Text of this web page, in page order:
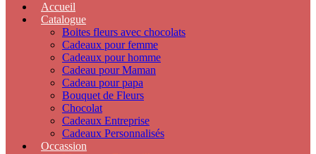
Accueil
Catalogue
Boites fleurs avec chocolats
Cadeaux pour femme
Cadeaux pour homme
Cadeau pour Maman
Cadeau pour papa
Bouquet de Fleurs
Chocolat
Cadeaux Entreprise
Cadeaux Personnalisés
Occassion